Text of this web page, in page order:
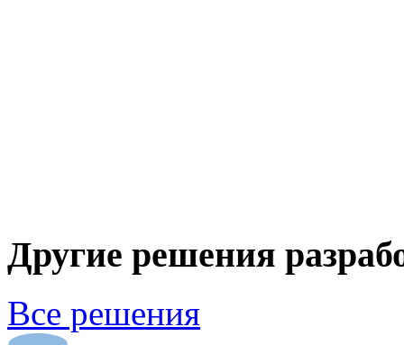
Другие решения
Все решения